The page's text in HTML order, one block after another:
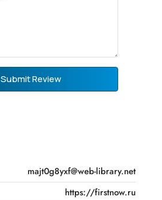
Submit Review
majt0g8yxf@web-library.net
https://firstnow.ru